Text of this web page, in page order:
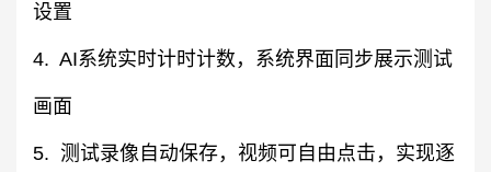
设置
4. AI系统实时计时计数，系统界面同步展示测试
画面
5. 测试录像自动保存，视频可自由点击，实现逐